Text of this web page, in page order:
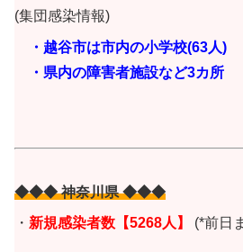
(集団感染情報)
・越谷市は市内の小学校(63人)
・県内の障害者施設など3カ所
◆◆◆ 神奈川県 ◆◆◆
・ 新規感染者数【5268人 】 (*前日